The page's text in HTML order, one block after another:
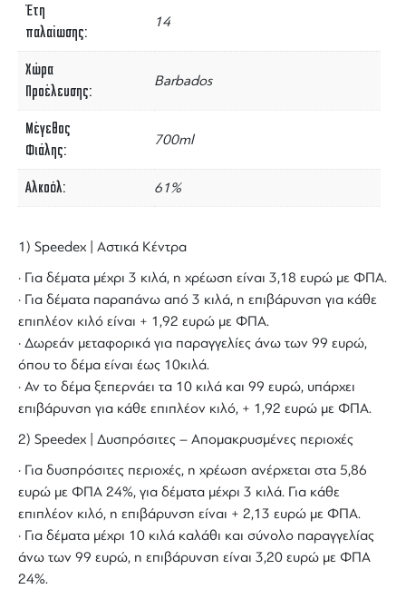
Έτη
παλαίωσης
14
Χώρα
Προέλευσης
Barbados
Μέγεθος
Φιάλης
700ml
Αλκοόλ 61%
1) Speedex | Αστικά Κέντρα
· Για δέματα μέχρι 3 κιλά, η χρέωση είναι 3,18 ευρώ με ΦΠΑ.
· Για δέματα παραπάνω από 3 κιλά, η επιβάρυνση για κάθε
επιπλέον κιλό είναι + 1,92 ευρώ με ΦΠΑ.
· Δωρεάν μεταφορικά για παραγγελίες άνω των 99 ευρώ,
όπου το δέμα είναι έως 10κιλά.
· Αν το δέμα ξεπερνάει τα 10 κιλά και 99 ευρώ, υπάρχει
επιβάρυνση για κάθε επιπλέον κιλό, + 1,92 ευρώ με ΦΠΑ.
2) Speedex | Δυσπρόσιτες – Απομακρυσμένες περιοχές
· Για δυσπρόσιτες περιοχές, η χρέωση ανέρχεται στα 5,86
ευρώ με ΦΠΑ 24%, για δέματα μέχρι 3 κιλά. Για κάθε
επιπλέον κιλό, η επιβάρυνση είναι + 2,13 ευρώ με ΦΠΑ.
· Για δέματα μέχρι 10 κιλά καλάθι και σύνολο παραγγελίας
άνω των 99 ευρώ, η επιβάρυνση είναι 3,20 ευρώ με ΦΠΑ
24%.